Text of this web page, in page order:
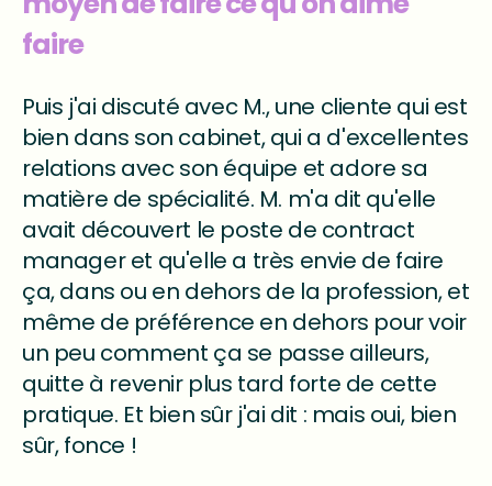
faire
Puis j'ai discuté avec M., une cliente qui est
bien dans son cabinet, qui a d'excellentes
relations avec son équipe et adore sa
matière de spécialité. M. m'a dit qu'elle
avait découvert le poste de contract
manager et qu'elle a très envie de faire
ça, dans ou en dehors de la profession, et
même de préférence en dehors pour voir
un peu comment ça se passe ailleurs,
quitte à revenir plus tard forte de cette
pratique. Et bien sûr j'ai dit : mais oui, bien
sûr, fonce !